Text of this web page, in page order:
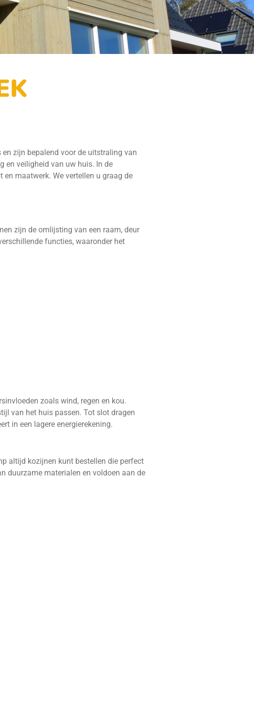
zijn bepalend voor de uitstraling van
en veiligheid van uw huis. In de
maatwerk. We vertellen u graag de
zijn de omlijsting van een raam, deur
functies, waaronder het
zoals wind, regen en kou.
van het huis passen. Tot slot dragen
in een lagere energierekening.
altijd kozijnen kunt bestellen die perfect
duurzame materialen en voldoen aan de